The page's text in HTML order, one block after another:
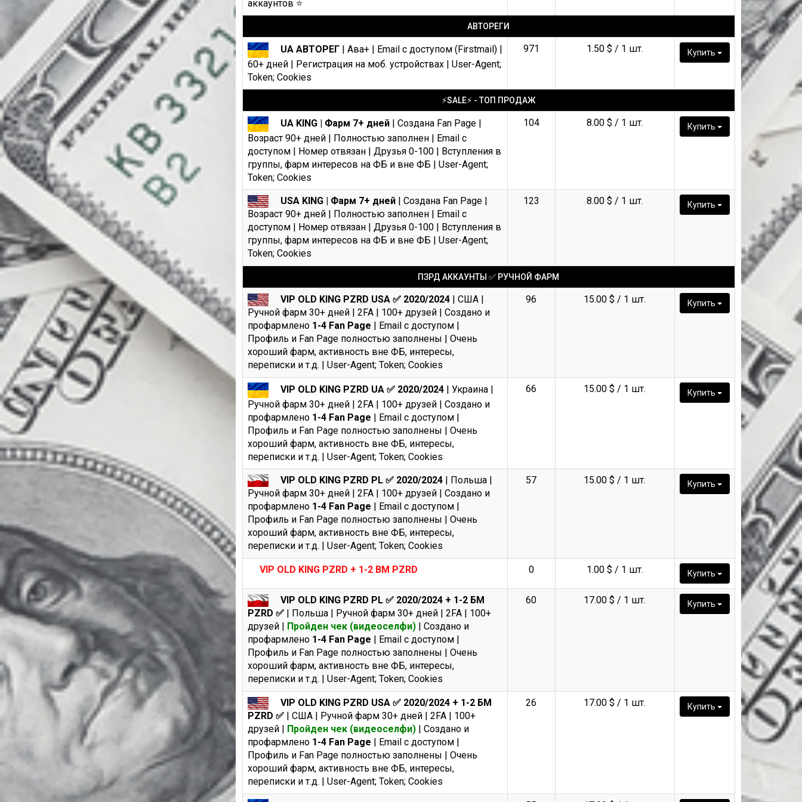
аккаунтов ⭐️
АВТОРЕГИ
UA АВТОРЕГ| Ава+ | Email с доступом (Firstmail) |
60+ дней | Регистрация на моб. устройствах | User-Agent;
Token; Cookies
971 1.50 $ / 1 шт. Купить
⚡️SALE⚡️ - ТОП ПРОДАЖ
UA KING | Фарм 7+ дней| Создана Fan Page |
Возраст 90+ дней | Полностью заполнен | Email с
доступом | Номер отвязан | Друзья 0-100 | Вступления в
группы, фарм интересов на ФБ и вне ФБ | User-Agent;
Token; Cookies
104 8.00 $ / 1 шт. Купить
USA KING | Фарм 7+ дней| Создана Fan Page |
Возраст 90+ дней | Полностью заполнен | Email с
доступом | Номер отвязан | Друзья 0-100 | Вступления в
группы, фарм интересов на ФБ и вне ФБ | User-Agent;
Token; Cookies
123 8.00 $ / 1 шт. Купить
ПЗРД АККАУНТЫ ✅ РУЧНОЙ ФАРМ
VIP OLD KING PZRD USA ✅ 2020/2024| США |
Ручной фарм 30+ дней | 2FA | 100+ друзей | Создано и
профармлено 1-4 Fan Page | Email с доступом |
Профиль и Fan Page полностью заполнены | Очень
хороший фарм, активность вне ФБ, интересы,
переписки и т.д. | User-Agent; Token; Cookies
96 15.00 $ / 1 шт. Купить
VIP OLD KING PZRD UA ✅ 2020/2024| Украина |
Ручной фарм 30+ дней | 2FA | 100+ друзей | Создано и
профармлено 1-4 Fan Page | Email с доступом |
Профиль и Fan Page полностью заполнены | Очень
хороший фарм, активность вне ФБ, интересы,
переписки и т.д. | User-Agent; Token; Cookies
66 15.00 $ / 1 шт. Купить
VIP OLD KING PZRD PL ✅ 2020/2024| Польша |
Ручной фарм 30+ дней | 2FA | 100+ друзей | Создано и
профармлено 1-4 Fan Page | Email с доступом |
Профиль и Fan Page полностью заполнены | Очень
хороший фарм, активность вне ФБ, интересы,
переписки и т.д. | User-Agent; Token; Cookies
57 15.00 $ / 1 шт. Купить
VIP OLD KING PZRD + 1-2 BM PZRD 0 1.00 $ / 1 шт. Купить
VIP OLD KING PZRD PL ✅ 2020/2024 + 1-2 БМ
PZRD ✅| Польша | Ручной фарм 30+ дней | 2FA | 100+
друзей |
Пройден чек (видеоселфи)| Создано и
профармлено 1-4 Fan Page | Email с доступом |
Профиль и Fan Page полностью заполнены | Очень
хороший фарм, активность вне ФБ, интересы,
переписки и т.д. | User-Agent; Token; Cookies
60 17.00 $ / 1 шт. Купить
VIP OLD KING PZRD USA ✅ 2020/2024 + 1-2 БМ
PZRD ✅| США | Ручной фарм 30+ дней | 2FA | 100+
друзей |
Пройден чек (видеоселфи)| Создано и
профармлено 1-4 Fan Page | Email с доступом |
Профиль и Fan Page полностью заполнены | Очень
хороший фарм, активность вне ФБ, интересы,
переписки и т.д. | User-Agent; Token; Cookies
26 17.00 $ / 1 шт. Купить